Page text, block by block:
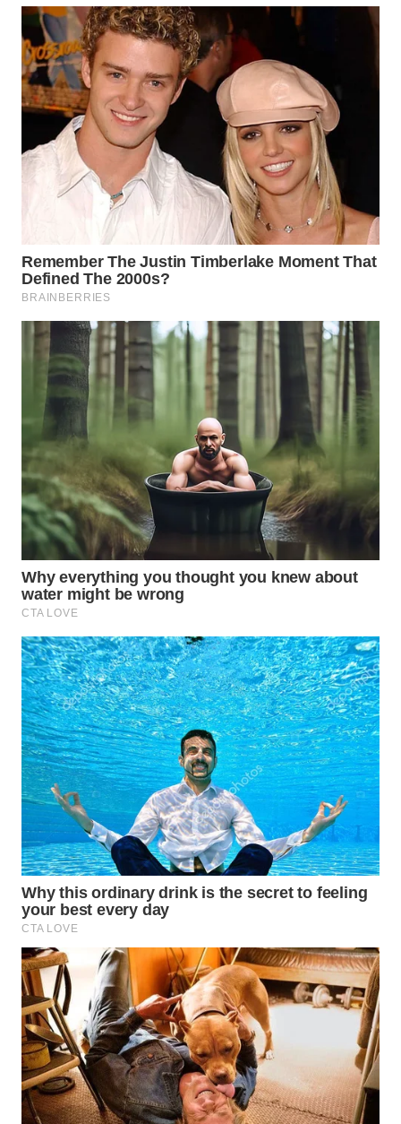
WN
INDRAMAYU
WN
KUNINGAN
WN
MAJALENGKA
SUBANG
WN
SUKABUMI
WN
PURWAKARTA
WN
PRIANGAN
WN
SEMARANG
WN
SOLO
WN
BOROBUDUR
WN
MADURA
WN
SURABAYA
WN
NATUNA
WN
BINTAN
WN
MANDALIKA
WN
LIKUPANG
WN